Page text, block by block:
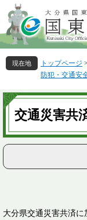
ー
ジ
の
先
頭
す
。
ニ
ュ
ー
を
飛
し
て
トップページ >
防犯・交通安
本
文
交通災害共
大分県交通災害共済